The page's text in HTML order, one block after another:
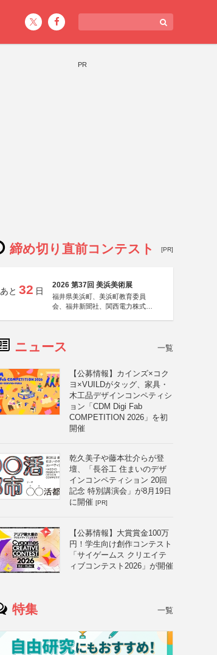
PR
締め切り直前コンテスト [PR]
あと 32 日
2026 第37回 美浜美術展
福井県美浜町、美浜町教育委員
会、福井新聞社、関西電力株式会
ニュース 一覧
【公募情報】カインズ×コク
ヨ×VUILDがタッグ、家具・
木工品デザインコンペティシ
ョン「CDM Digi Fab
COMPETITION 2026」を初
開催
乾久美子や藤本壮介らが登
壇、「長谷工 住まいのデザ
インコンペティション 20回
記念 特別講演会」が8月19日
に開催 [PR]
【公募情報】大賞賞金100万
円！学生向け創作コンテスト
「サイゲームス クリエイテ
ィブコンテスト2026」が開催
特集 一覧